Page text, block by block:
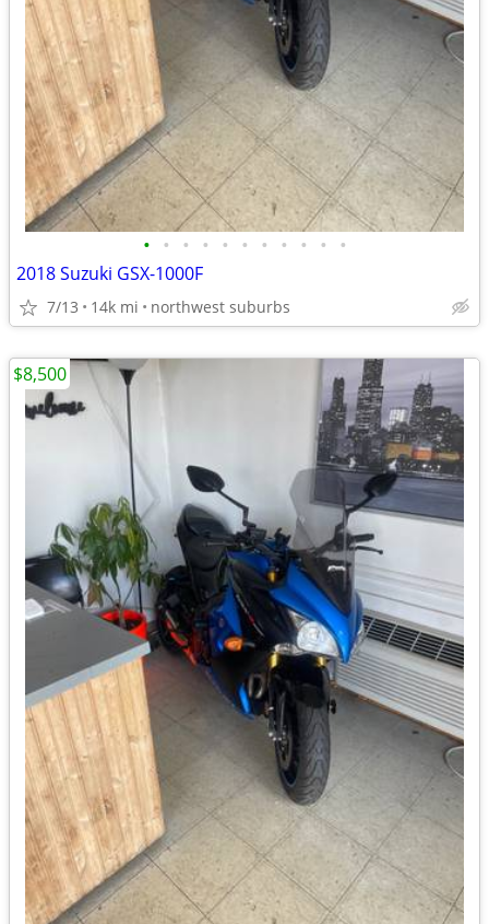
• • • • • • • • • • •
2018 Suzuki GSX-1000F
7/13 14k mi northwest suburbs
$8,500